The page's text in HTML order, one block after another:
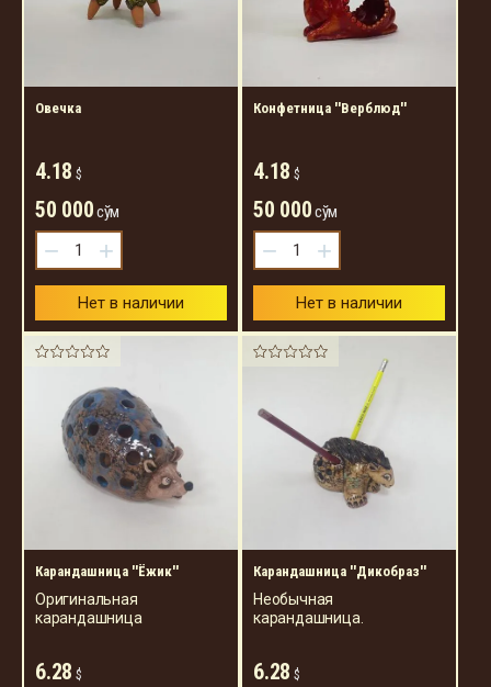
Овечка
4.18 $
50 000сўм
− +
Нет в наличии
Конфетница ''Верблюд''
4.18 $
50 000сўм
− +
Нет в наличии
Карандашница ''Ёжик''
Оригинальная
карандашница
6.28 $
Карандашница ''Дикобраз''
Необычная
карандашница.
6.28 $